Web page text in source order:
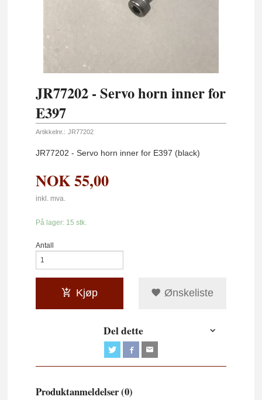
JR77202 - Servo horn inner for
E397
Artikkelnr.: JR77202
JR77202 - Servo horn inner for E397 (black)
NOK55,00
inkl. mva.
På lager: 15 stk.
Antall
Kjøp Ønskeliste
Del dette
Produktanmeldelser (0)